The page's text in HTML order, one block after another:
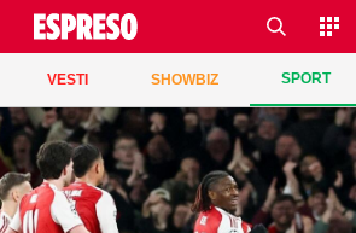
VESTI SHOWBIZ SPORT